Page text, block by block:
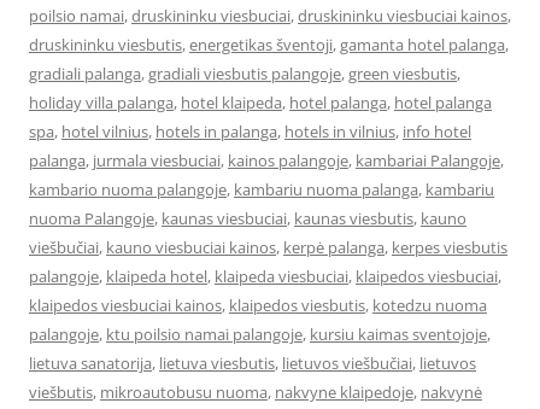
poilsio namai,druskininku viesbuciai,druskininku viesbuciai kainos,
druskininku viesbutis,energetikas šventoji,gamanta hotel palanga,
gradiali palanga,gradiali viesbutis palangoje,green viesbutis,
holiday villa palanga, hotel klaipeda, hotel palanga, hotel palanga
spa, hotel vilnius, hotels in palanga, hotels in vilnius, info hotel
palanga, jurmala viesbuciai, kainos palangoje, kambariai Palangoje,
kambario nuoma palangoje, kambariu nuoma palanga, kambariu
nuoma Palangoje, kaunas viesbuciai, kaunas viesbutis, kauno
viešbučiai, kauno viesbuciai kainos, kerpė palanga, kerpes viesbutis
palangoje, klaipeda hotel, klaipeda viesbuciai, klaipedos viesbuciai,
klaipedos viesbuciai kainos, klaipedos viesbutis, kotedzu nuoma
palangoje, ktu poilsio namai palangoje, kursiu kaimas sventojoje,
lietuva sanatorija, lietuva viesbutis, lietuvos viešbučiai, lietuvos
viešbutis, mikroautobusu nuoma, nakvyne klaipedoje, nakvynė